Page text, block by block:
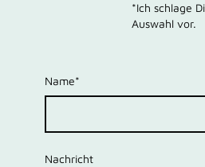
*Ich schlage
Auswahl vor.
Name*
Nachricht